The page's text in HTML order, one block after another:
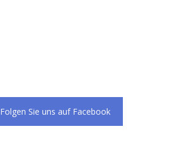
Folgen Sie uns auf Facebook